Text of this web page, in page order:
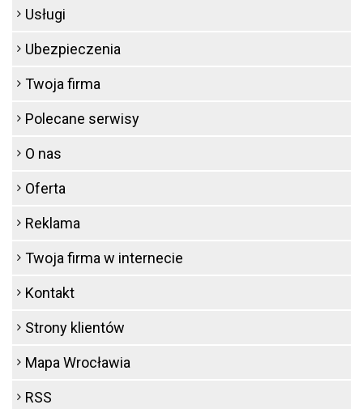
Usługi
Ubezpieczenia
Twoja firma
Polecane serwisy
O nas
Oferta
Reklama
Twoja firma w internecie
Kontakt
Strony klientów
Mapa Wrocławia
RSS